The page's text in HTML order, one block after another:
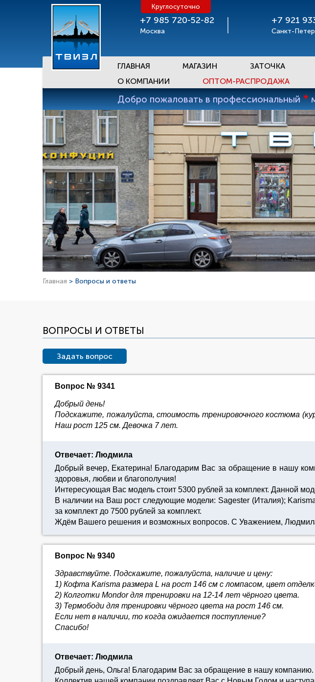
+7 985 720-52-82
Москва
Круглосуточно
+7 921
Санкт-
ГЛАВНАЯ МАГАЗИН ЗАТОЧКА
О КОМПАНИИ
ОПТОМ-РАСПРОДАЖА
Добро пожаловать в профессиональный *
Главная > Вопросы и ответы
ВОПРОСЫ И ОТВЕТЫ
Задать вопрос
Вопрос № 9341
Добрый день!
Подскажите, пожалуйста, стоимость тренировочного костюма
Наш рост 125 см. Девочка 7 лет.
Отвечает: Людмила
Добрый вечер, Екатерина! Благодарим Вас за обращение в нашу
здоровья, любви и благополучия!
Интересующая Вас модель стоит 5300 рублей за комплект. Данной
В наличии на Ваш рост следующие модели: Sagester (Италия);
за комплект до 7500 рублей за комплект.
Ждём Вашего решения и возможных вопросов. С Уважением,
Вопрос № 9340
Здравствуйте. Подскажите, пожалуйста, наличие и цену:
1) Кофта Karisma размера L на рост 146 см с ломпасом, цвет
2) Колготки Mondor для тренировки на 12-14 лет чёрного цвета.
3) Термободи для тренировки чёрного цвета на рост 146 см.
Если нет в наличии, то когда ожидается поступление?
Спасибо!
Отвечает: Людмила
Добрый день, Ольга! Благодарим Вас за обращение в нашу компанию.